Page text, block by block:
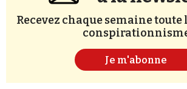
Recevez chaque semaine
Je m'abonne